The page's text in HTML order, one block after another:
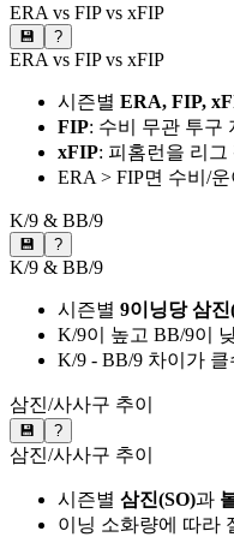
ERA vs FIP vs xFIP
💾 ?
ERA vs FIP vs xFIP
시즌별 ERA, FIP,
FIP: 수비 무관 투구
xFIP: 피홈런을 리
ERA > FIP면 수비/
K/9 & BB/9
💾 ?
K/9 & BB/9
시즌별 9이닝당 삼
K/9이 높고 BB/9이
K/9 - BB/9 차이가 클
삼진/사사구 추이
💾 ?
삼진/사사구 추이
시즌별 삼진(SO)과
이닝 소화량에 따라